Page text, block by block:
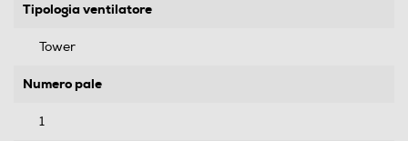
Tipologia ventilatore
Tower
Numero pale
1